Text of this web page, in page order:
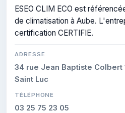
ESEO CLIM ECO est
de climatisation à Aube.
certification CERTIFIE.
ADRESSE
34 rue Jean Baptiste Colbert
Saint Luc
TÉLÉPHONE
03 25 75 23 05